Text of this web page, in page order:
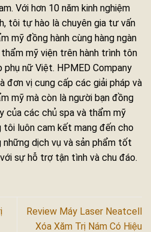
Với hơn 10 năm kinh nghiệm
tôi tự hào là chuyên gia tư vấn
mỹ đồng hành cùng hàng ngàn
mỹ viện trên hành trình tôn
phụ nữ Việt. HPMED Company
đơn vị cung cấp các giải pháp và
mỹ mà còn là người bạn đồng
của các chủ spa và thẩm mỹ
tôi luôn cam kết mang đến cho
những dịch vụ và sản phẩm tốt
sự hỗ trợ tận tình và chu đáo.
Review Máy Laser Neatcell
Xóa Xăm Trị Nám Có Hiệu